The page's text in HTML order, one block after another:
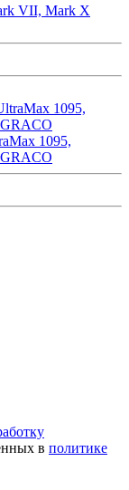
VII, Mark X
1095,
в политике